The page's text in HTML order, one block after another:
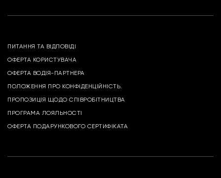
ПИТАННЯ ТА ВІДПОВІДІ
ОФЕРТА КОРИСТУВАЧА
ОФЕРТА ВОДІЯ-ПАРТНЕРА
ПОЛОЖЕННЯ ПРО КОНФІДЕНЦІЙНІСТЬ.
ПРОПОЗИЦІЯ ЩОДО СПІВРОБІТНИЦТВА
ПРОГРАМА ЛОЯЛЬНОСТІ
ОФЕРТА ПОДАРУНКОВОГО СЕРТИФІКАТА